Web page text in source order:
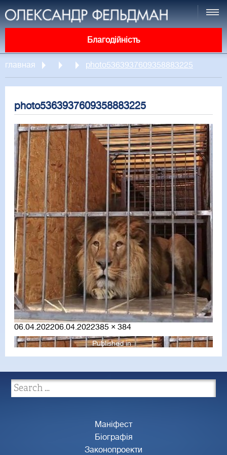
Благодійність
главная photo5363937609358883225
photo5363937609358883225
Posted
on
06.04.202206.04.2022Full
size
385 × 384
Published in
Маніфест
Біографія
Законопроекти